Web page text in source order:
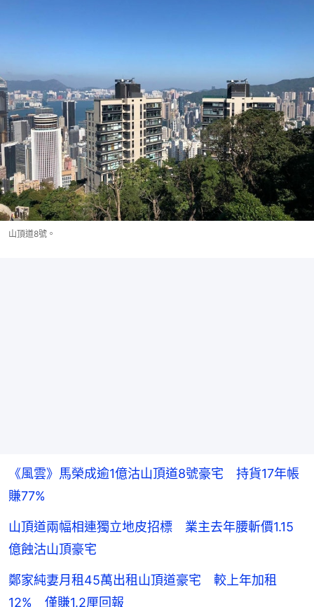
山頂道8號。
《風雲》馬榮成逾1億沽山頂道8號豪宅 持貨17年帳
賺77%
山頂道兩幅相連獨立地皮招標 業主去年腰斬價1.15
億蝕沽山頂豪宅
鄭家純妻月租45萬出租山頂道豪宅 較上年加租
12% 僅賺1.2厘回報